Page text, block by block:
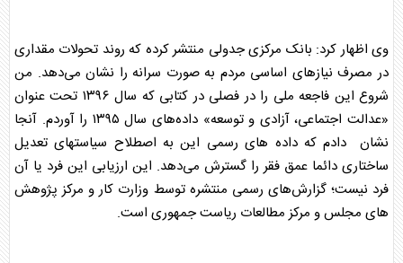
وی اظهار کرد: بانک مرکزی جدولی منتشر کرده که روند تحولات مقداری
در مصرف نیازهای اساسی مردم به صورت سرانه را نشان می‌دهد. من
شروع این فاجعه ملی را در فصلی در کتابی که سال ۱۳۹۶ تحت عنوان
«عدالت اجتماعی، آزادی و توسعه» داده‌های سال ۱۳۹۵ را آوردم. آنجا
نشان دادم که داده های رسمی این به اصطلاح سیاستهای تعدیل
ساختاری دائما عمق فقر را گسترش می‌دهد. این ارزیابی این فرد یا آن
فرد نیست؛ گزارش‌های رسمی منتشره توسط وزارت کار و مرکز پژوهش
های مجلس و مرکز مطالعات ریاست جمهوری است.